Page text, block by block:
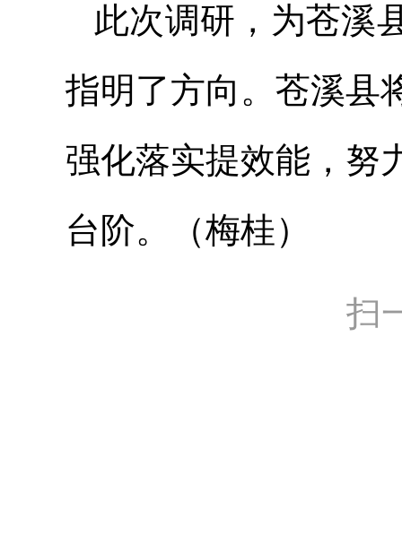
此次调研，为苍溪
指明了方向。苍溪县
强化落实提效能，努
台阶。（梅桂）
扫